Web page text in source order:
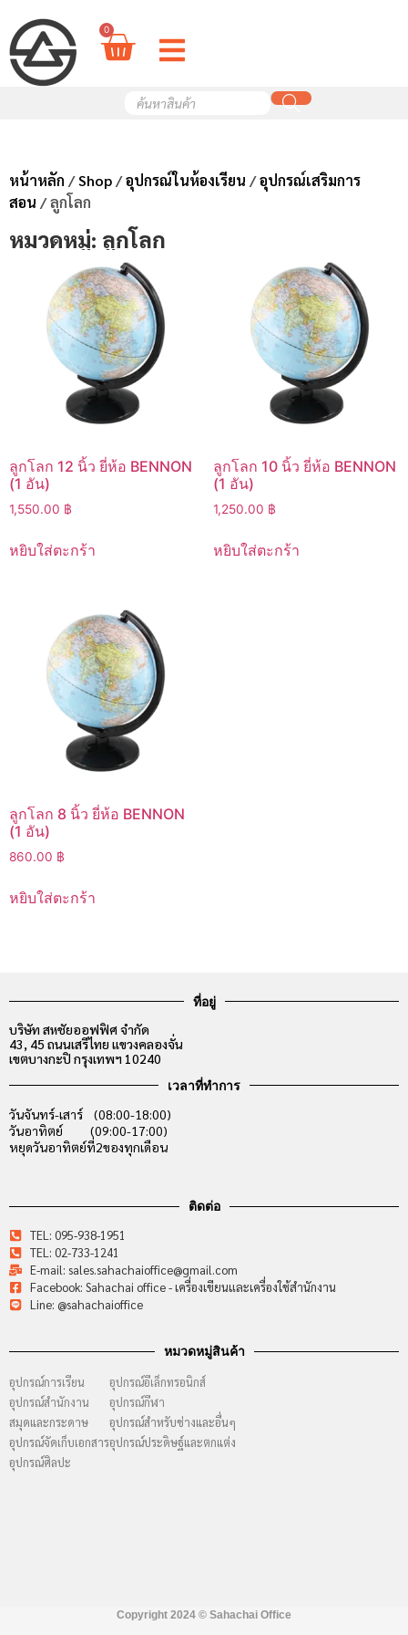
0
หน้าหลัก /Shop /อุปกรณ์ในห้องเรียน /อุปกรณ์เสริมการ
สอน / ลูกโลก
หมวดหมู่: ลูกโลก
ลูกโลก 12 นิ้ว ยี่ห้อ BENNON
(1 อัน)
1,550.00 ฿
หยิบใส่ตะกร้า
ลูกโลก 10 นิ้ว ยี่ห้อ BENNON
(1 อัน)
1,250.00 ฿
หยิบใส่ตะกร้า
ลูกโลก 8 นิ้ว ยี่ห้อ BENNON
(1 อัน)
860.00 ฿
หยิบใส่ตะกร้า
ที่อยู่
บริษัท สหชัยออฟฟิศ จำกัด
43, 45 ถนนเสรีไทย แขวงคลองจั่น
เขตบางกะปิ กรุงเทพฯ 10240
เวลาที่ทำการ
วันจันทร์-เสาร์ (08:00-18:00)
วันอาทิตย์ (09:00-17:00)
หยุดวันอาทิตย์ที่2ของทุกเดือน
ติดต่อ
TEL: 095-938-1951
TEL: 02-733-1241
E-mail: sales.sahachaioffice@gmail.com
Facebook: Sahachai office - เครื่องเขียนและเครื่องใช้สำนักงาน
Line: @sahachaioffice
หมวดหมู่สินค้า
อุปกรณ์การเรียน
อุปกรณ์สำนักงาน
สมุดและกระดาษ
อุปกรณ์จัดเก็บเอกสาร
อุปกรณ์ศิลปะ
อุปกรณ์อีเล็กทรอนิกส์
อุปกรณ์กีฬา
อุปกรณ์สำหรับช่างและอื่นๆ
อุปกรณ์ประดิษฐ์และตกแต่ง
Copyright 2024 © Sahachai Office